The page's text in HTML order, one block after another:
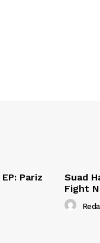
Pariz
Suad
Fight